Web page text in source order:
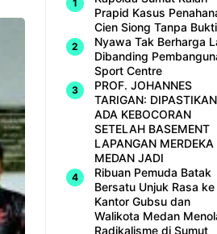
Prapid Kasus
Cien Siong Tanpa Bukti
Nyawa Tak Berharga
Dibanding
Sport Centre
PROF. JOHANNES
TARIGAN: DIPASTIKAN
ADA KEBOCORAN
SETELAH BASEMENT
LAPANGAN MERDEKA
MEDAN JADI
Ribuan Pemuda Batak
Bersatu Unjuk Rasa ke
Kantor Gubsu dan
Walikota Medan
Radikalisme di Sumut